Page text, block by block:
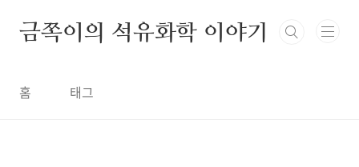
금쪽이의 석유화학 이야기
홈 태그